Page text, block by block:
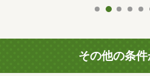
その他の条